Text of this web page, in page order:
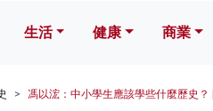
生活 健康 商業
馮以浤：中小學生應該學些什麼歷史？